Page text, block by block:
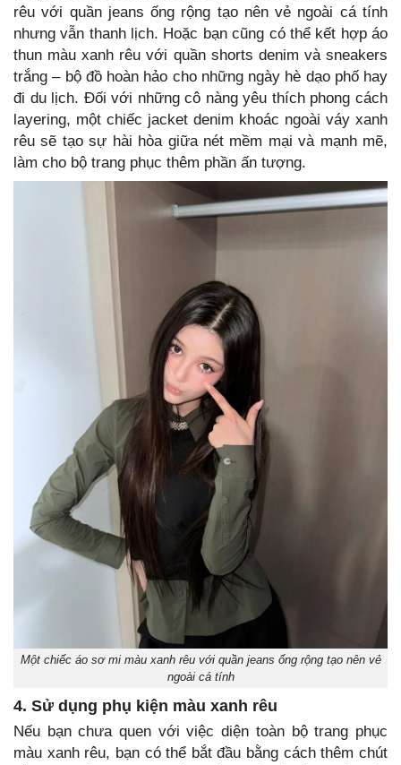
rêu với quần jeans ống rộng tạo nên vẻ ngoài cá tính
nhưng vẫn thanh lịch. Hoặc bạn cũng có thể kết hợp áo
thun màu xanh rêu với quần shorts denim và sneakers
trắng – bộ đồ hoàn hảo cho những ngày hè dạo phố hay
đi du lịch. Đối với những cô nàng yêu thích phong cách
layering, một chiếc jacket denim khoác ngoài váy xanh
rêu sẽ tạo sự hài hòa giữa nét mềm mại và mạnh mẽ,
làm cho bộ trang phục thêm phần ấn tượng.
Một chiếc áo sơ mi màu xanh rêu với quần jeans ống rộng tạo nên vẻ
ngoài cá tính
4. Sử dụng phụ kiện màu xanh rêu
Nếu bạn chưa quen với việc diện toàn bộ trang phục
màu xanh rêu, bạn có thể bắt đầu bằng cách thêm chút